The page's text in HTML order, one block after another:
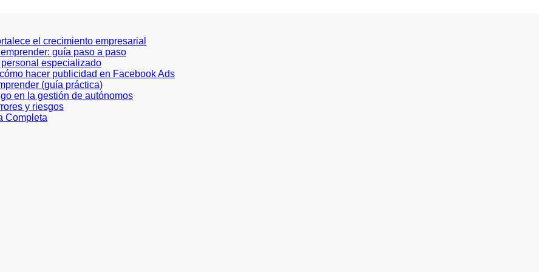
el crecimiento empresarial
guía paso a paso
especializado
hacer publicidad en Facebook Ads
(guía práctica)
en la gestión de autónomos
y riesgos
Completa